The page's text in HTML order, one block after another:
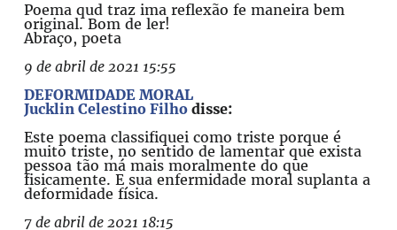
Poema qud traz ima reflexão fe maneira bem
original. Bom de ler!
Abraço, poeta
9 de abril de 2021 15:55
DEFORMIDADE MORAL
Jucklin Celestino Filho disse:
Este poema classifiquei como triste porque é
muito triste, no sentido de lamentar que exista
pessoa tão má mais moralmente do que
fisicamente. E sua enfermidade moral suplanta a
deformidade física.
7 de abril de 2021 18:15